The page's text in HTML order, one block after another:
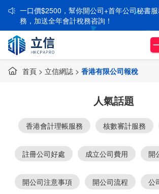
一口價$2500，幫你開公司+首年公司秘書
務，加送全年會計稅務咨詢！
首頁 > 立信網誌 > 香港有限公司報稅
人氣話題
香港會計理帳服務 核數審計服務
註冊公司好處 成立公司費用 開
開公司注意事項 開公司流程 公